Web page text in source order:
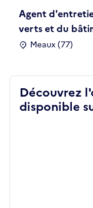
Agent
verts et du
Meaux (77)
Découvrez
disponible